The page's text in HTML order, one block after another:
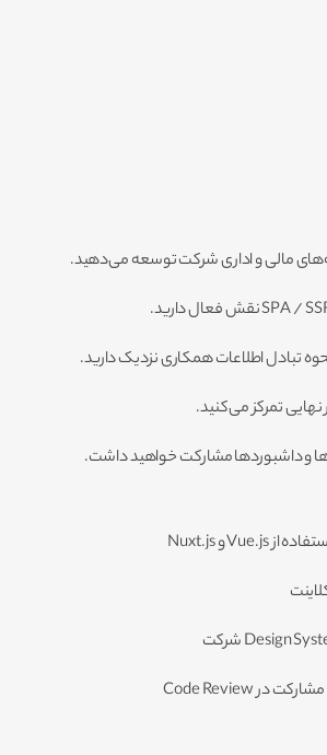
و داشبوردها مشارکت خواهید داشت.